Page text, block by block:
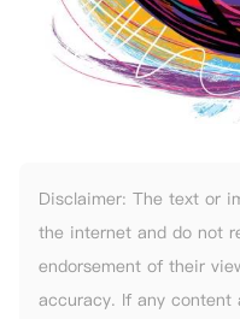
Disclaimer: The text or
the internet and do not
endorsement of their
accuracy. If any content